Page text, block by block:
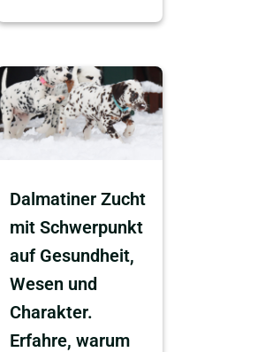
Dalmatiner Zucht
mit Schwerpunkt
auf Gesundheit,
Wesen und
Charakter.
Erfahre, warum